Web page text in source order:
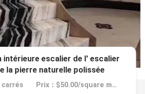
intérieure escalier de l' escalier
la pierre naturelle polissée
carrés Prix：$50.00/square meters 50-99 square meters